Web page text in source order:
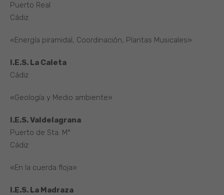
Puerto Real
Cádiz
«Energía piramidal, Coordinación, Plantas Musicales»
I.E.S. La Caleta
Cádiz
«Geología y Medio ambiente»
I.E.S. Valdelagrana
Puerto de Sta. Mª
Cádiz
«En la cuerda floja»
I.E.S. La Madraza